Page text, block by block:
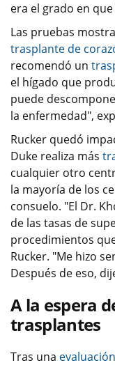
era el grado en
Las pruebas
trasplante de
recomendó un
el hígado que
puede
la enfermedad",
Rucker quedó
Duke realiza más
cualquier otro
la mayoría de los
consuelo. "El Dr.
de las tasas de
procedimientos
Rucker. "Me hizo
Después de eso,
A la espera
trasplantes
Tras una